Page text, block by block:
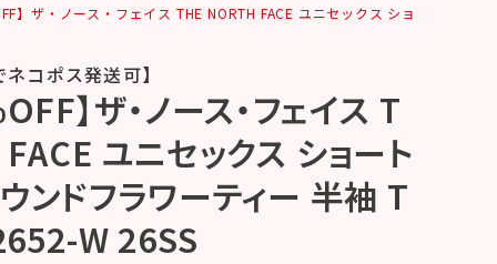
】ザ・ノース・フェイス THE NORTH FACE ユニセックス ショ
コポス発送可】
】ザ・ノース・フェイス T
ユニセックス ショート
ンドフラワーティー 半袖 T
W 26SS